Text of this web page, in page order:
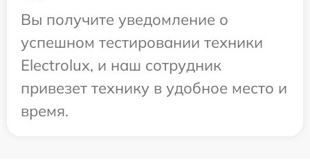
Вы получите уведомление о
успешном тестировании техники
Electrolux, и наш сотрудник
привезет технику в удобное место и
время.